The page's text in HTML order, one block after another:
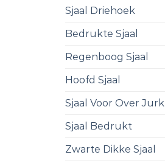
Sjaal Driehoek
Bedrukte Sjaal
Regenboog Sjaal
Hoofd Sjaal
Sjaal Voor Over Jurk
Sjaal Bedrukt
Zwarte Dikke Sjaal